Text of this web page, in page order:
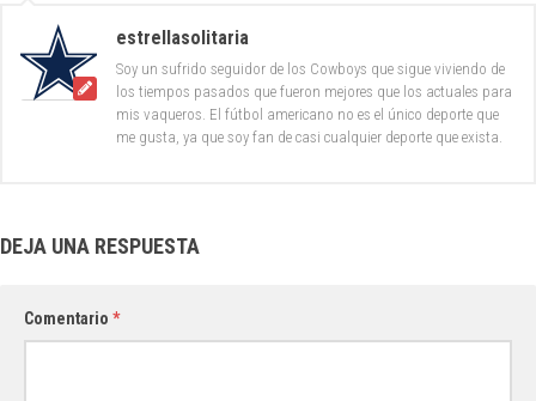
estrellasolitaria
Soy un sufrido seguidor de los Cowboys que sigue viviendo de
los tiempos pasados que fueron mejores que los actuales para
mis vaqueros. El fútbol americano no es el único deporte que
me gusta, ya que soy fan de casi cualquier deporte que exista.
DEJA UNA RESPUESTA
Comentario *